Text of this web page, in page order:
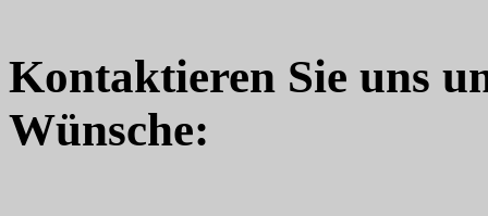
Kontaktieren Sie uns
Wünsche: